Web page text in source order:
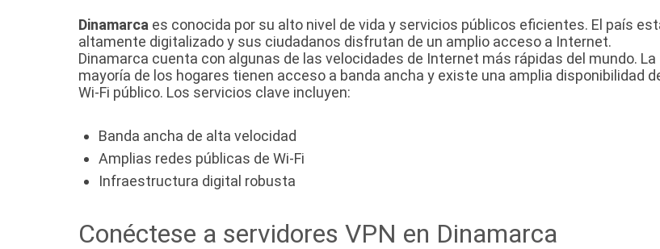
Dinamarca es conocida por su alto nivel de vida y servicios públicos eficientes. El país
altamente digitalizado y sus ciudadanos disfrutan de un amplio acceso a Internet.
Dinamarca cuenta con algunas de las velocidades de Internet más rápidas del mundo. La
mayoría de los hogares tienen acceso a banda ancha y existe una amplia disponibilidad
Wi-Fi público. Los servicios clave incluyen:
Banda ancha de alta velocidad
Amplias redes públicas de Wi-Fi
Infraestructura digital robusta
Conéctese a servidores VPN en Dinamarca